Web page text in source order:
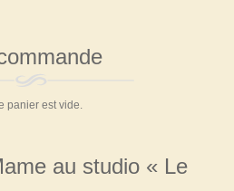
panier est vide.
au studio « Le